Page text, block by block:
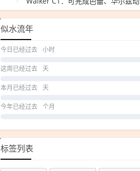
作
似水流年
今日已经过去 小时
这周已经过去 天
本月已经过去 天
今年已经过去 个月
标签列表